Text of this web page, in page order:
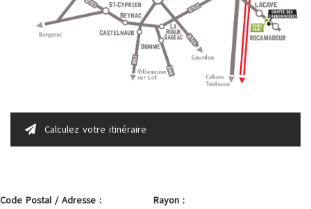
Calculez votre itinéraire
Code Postal / Adresse : Rayon :